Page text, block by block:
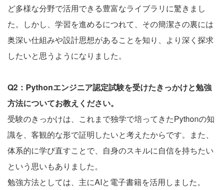
ど多様な分野で活用できる豊富なライブラリに驚きまし
た。しかし、学習を進めるにつれて、その簡潔さの裏には
奥深い仕組みや設計思想があることを知り、より深く探求
したいと思うようになりました。
Q2：Pythonエンジニア認定試験を受けたきっかけと勉強
方法についてお教えください。
受験のきっかけは、これまで独学で培ってきたPythonの知
識を、客観的な形で証明したいと考えたからです。また、
体系的に学び直すことで、自身のスキルに自信を持ちたい
という思いもありました。
勉強方法としては、主にAIと電子書籍を活用しました。